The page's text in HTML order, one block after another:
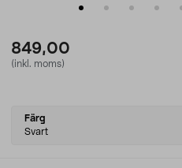
849,00
(inkl. moms)
Select
variant
Färg
Svart